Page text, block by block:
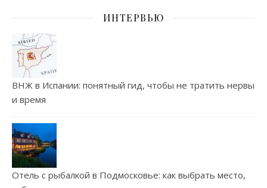
ИНТЕРВЬЮ
ВНЖ в Испании: понятный гид, чтобы не тратить нервы
и время
Отель с рыбалкой в Подмосковье: как выбрать место,